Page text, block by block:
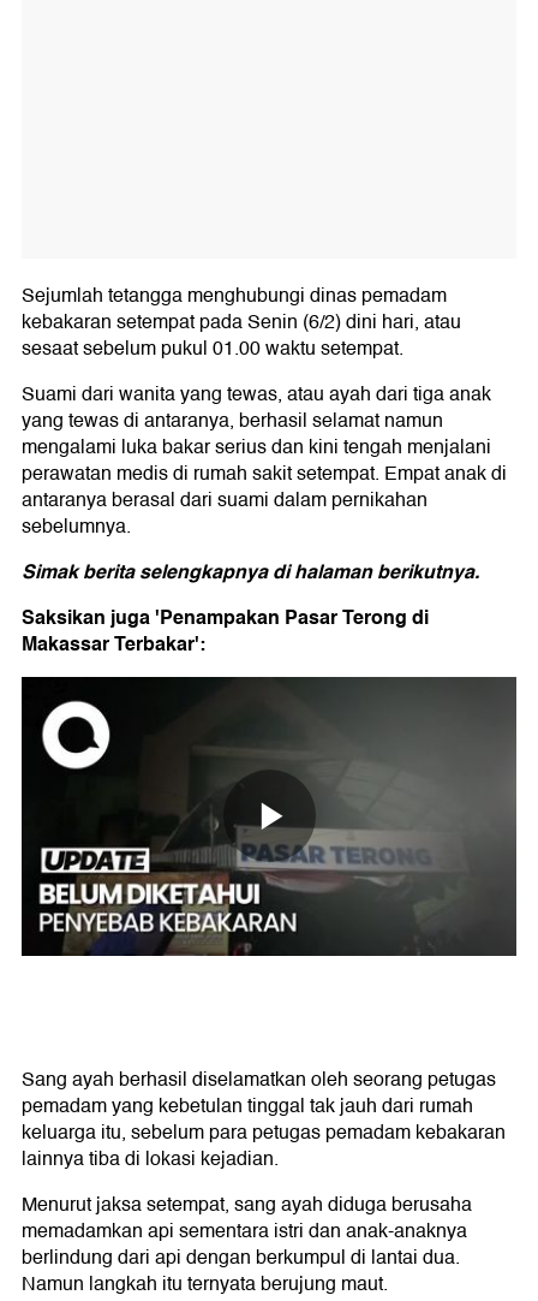
Sejumlah tetangga menghubungi dinas pemadam
kebakaran setempat pada Senin (6/2) dini hari, atau
sesaat sebelum pukul 01.00 waktu setempat.
Suami dari wanita yang tewas, atau ayah dari tiga anak
yang tewas di antaranya, berhasil selamat namun
mengalami luka bakar serius dan kini tengah menjalani
perawatan medis di rumah sakit setempat. Empat anak di
antaranya berasal dari suami dalam pernikahan
sebelumnya.
Simak berita selengkapnya di halaman berikutnya.
Saksikan juga 'Penampakan Pasar Terong di
Makassar Terbakar':
Sang ayah berhasil diselamatkan oleh seorang petugas
pemadam yang kebetulan tinggal tak jauh dari rumah
keluarga itu, sebelum para petugas pemadam kebakaran
lainnya tiba di lokasi kejadian.
Menurut jaksa setempat, sang ayah diduga berusaha
memadamkan api sementara istri dan anak-anaknya
berlindung dari api dengan berkumpul di lantai dua.
Namun langkah itu ternyata berujung maut.